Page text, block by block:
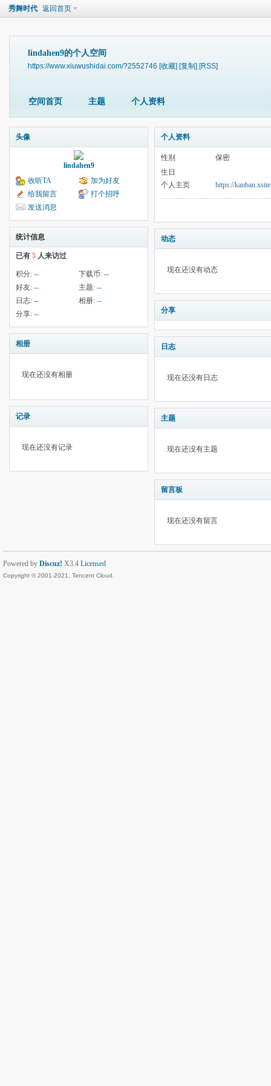
秀舞时代 返回首页
lindahen9的个人空间
https://www.xiuwushidai.com/?2552746 [收藏] [复制] [RSS]
空间首页 主题 个人资料
头像
lindahen9
收听TA
加为好友
给我留言
打个招呼
发送消息
统计信息
已有 5 人来访过
积分: -- 下载币: --
好友: -- 主题: --
日志: -- 相册: --
分享: --
相册
现在还没有相册
记录
现在还没有记录
个人资料
性别
保密
生日
个人主页
https://
动态
现在还没有动态
分享
日志
现在还没有日志
主题
现在还没有主题
留言板
现在还没有留言
Powered by Discuz! X3.4 Licensed
Copyright © 2001-2021, Tencent Cloud.